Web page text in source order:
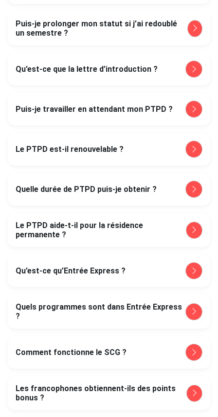
Puis-je prolonger mon statut si j’ai redoublé
un semestre ?
Qu’est-ce que la lettre d’introduction ?
Puis-je travailler en attendant mon PTPD ?
Le PTPD est-il renouvelable ?
Quelle durée de PTPD puis-je obtenir ?
Le PTPD aide-t-il pour la résidence
permanente ?
Qu’est-ce qu’Entrée Express ?
Quels programmes sont dans Entrée Express
?
Comment fonctionne le SCG ?
Les francophones obtiennent-ils des points
bonus ?